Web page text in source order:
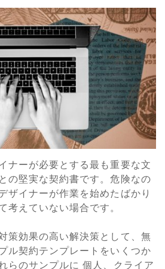
ナーが必要とする最も重要な文
の堅実な契約書です。危険なの
ザイナーが作業を始めたばかり
考えていない場合です。
策効果の高い解決策として、無
ル契約テンプレートをいくつか
らのサンプルに 個人、クライア